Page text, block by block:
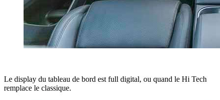
Le display du tableau de bord est full digital, ou quand le Hi Tech
remplace le classique.